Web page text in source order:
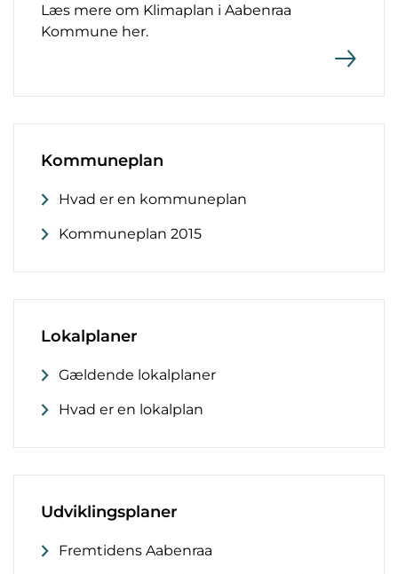
Læs mere om Klimaplan i Aabenraa
Kommune her.
Kommuneplan
Hvad er en kommuneplan
Kommuneplan 2015
Lokalplaner
Gældende lokalplaner
Hvad er en lokalplan
Udviklingsplaner
Fremtidens Aabenraa